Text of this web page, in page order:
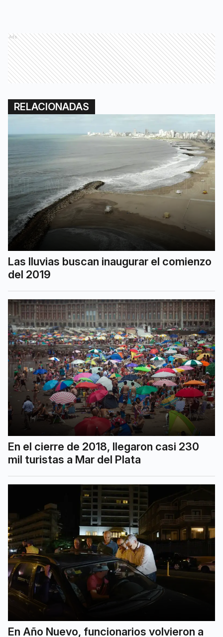
Ads
RELACIONADAS
Las lluvias buscan inaugurar el comienzo
del 2019
En el cierre de 2018, llegaron casi 230
mil turistas a Mar del Plata
En Año Nuevo, funcionarios volvieron a